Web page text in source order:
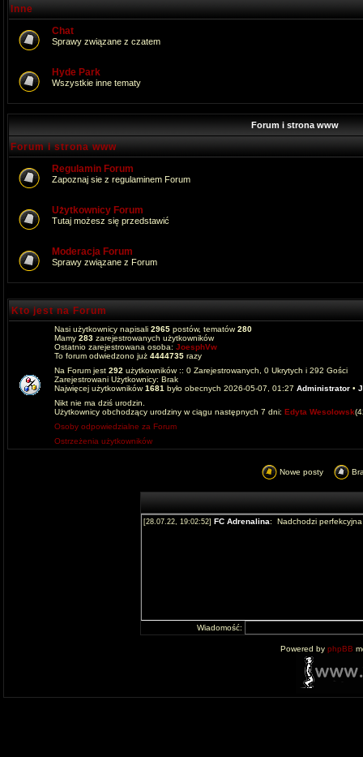
Inne
Chat
Sprawy związane z czatem
Hyde Park
Wszystkie inne tematy
Forum i strona www
Forum i strona www
Regulamin Forum
Zapoznaj sie z regulaminem Forum
Użytkownicy Forum
Tutaj możesz się przedstawić
Moderacja Forum
Sprawy związane z Forum
Kto jest na Forum
Nasi użytkownicy napisali 2965 postów, tematów280
Mamy 283 zarejestrowanych użytkowników
Ostatnio zarejestrowana osoba: JoesphVw
To forum odwiedzono już 4444735 razy
Na Forum jest 292 użytkowników :: 0 Zarejestrowanych, 0 Ukrytych i 292 Gości
Zarejestrowani Użytkownicy: Brak
Najwięcej użytkowników1681 było obecnych 2026-05-07, 01:27 Administrator •
Nikt nie ma dziś urodzin.
Użytkownicy obchodzący urodziny w ciągu następnych 7 dni: Edyta Wesolowsk
Osoby odpowiedzialne za Forum
Ostrzeżenia użytkowników
Nowe posty
Wiadomość:
Powered by phpBB